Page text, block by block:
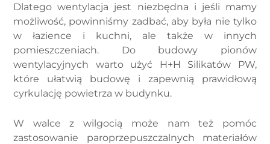
Dlatego wentylacja jest niezbędna i jeśli mamy
możliwość, powinniśmy zadbać, aby była nie tylko
w łazience i kuchni, ale także w innych
pomieszczeniach. Do budowy pionów
wentylacyjnych warto użyć H+H Silikatów PW,
które ułatwią budowę i zapewnią prawidłową
cyrkulację powietrza w budynku.
W walce z wilgocią może nam też pomóc
zastosowanie paroprzepuszczalnych materiałów